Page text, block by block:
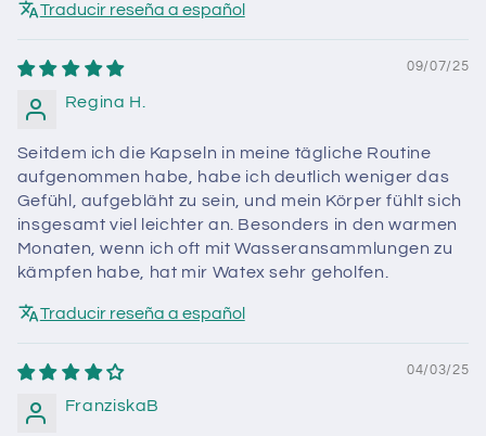
Traducir reseña a español
09/07/25
Regina H.
Seitdem ich die Kapseln in meine tägliche Routine
aufgenommen habe, habe ich deutlich weniger das
Gefühl, aufgebläht zu sein, und mein Körper fühlt sich
insgesamt viel leichter an. Besonders in den warmen
Monaten, wenn ich oft mit Wasseransammlungen zu
kämpfen habe, hat mir Watex sehr geholfen.
Traducir reseña a español
04/03/25
FranziskaB